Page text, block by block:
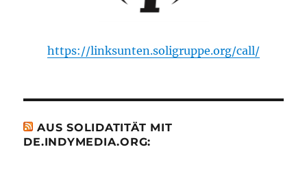
https://linksunten.soligruppe.org/call/
AUS SOLIDATITÄT MIT
DE.INDYMEDIA.ORG: